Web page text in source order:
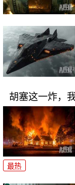
胡塞这一炸，
最热